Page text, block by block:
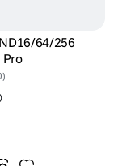
64/256
Pro